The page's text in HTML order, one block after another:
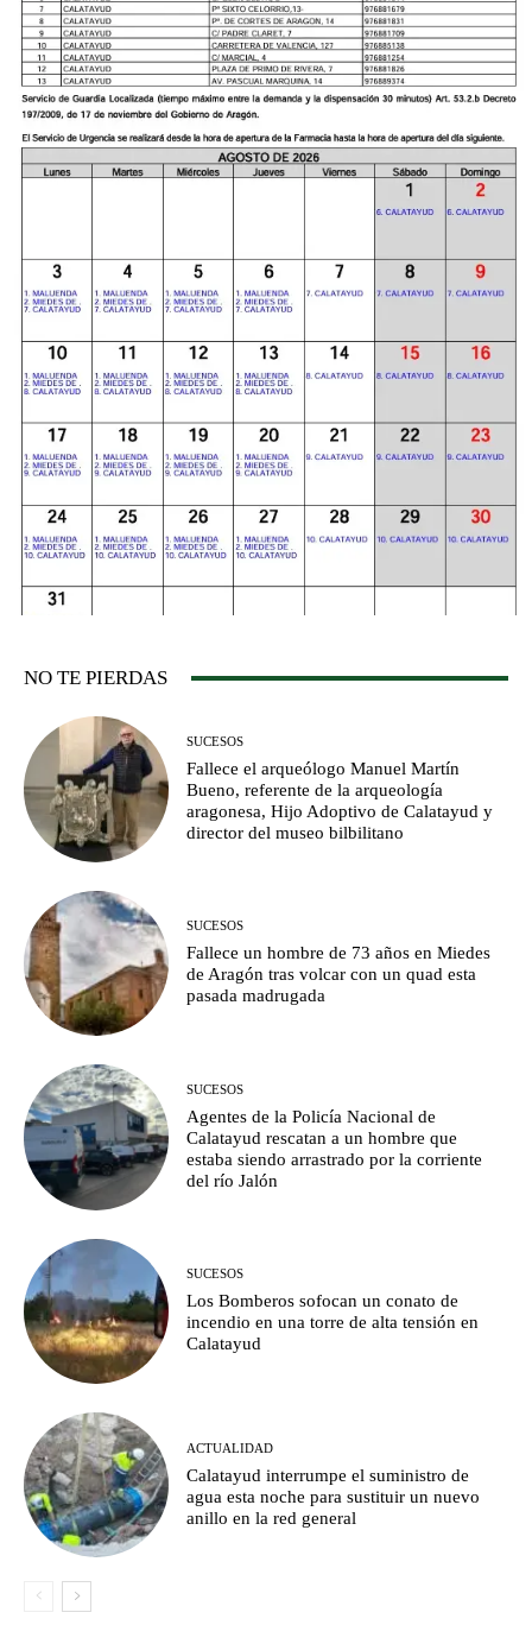
NO TE PIERDAS
SUCESOS
Fallece el arqueólogo Manuel Martín
Bueno, referente de la arqueología
aragonesa, Hijo Adoptivo de Calatayud y
director del museo bilbilitano
SUCESOS
Fallece un hombre de 73 años en Miedes
de Aragón tras volcar con un quad esta
pasada madrugada
SUCESOS
Agentes de la Policía Nacional de
Calatayud rescatan a un hombre que
estaba siendo arrastrado por la corriente
del río Jalón
SUCESOS
Los Bomberos sofocan un conato de
incendio en una torre de alta tensión en
Calatayud
ACTUALIDAD
Calatayud interrumpe el suministro de
agua esta noche para sustituir un nuevo
anillo en la red general